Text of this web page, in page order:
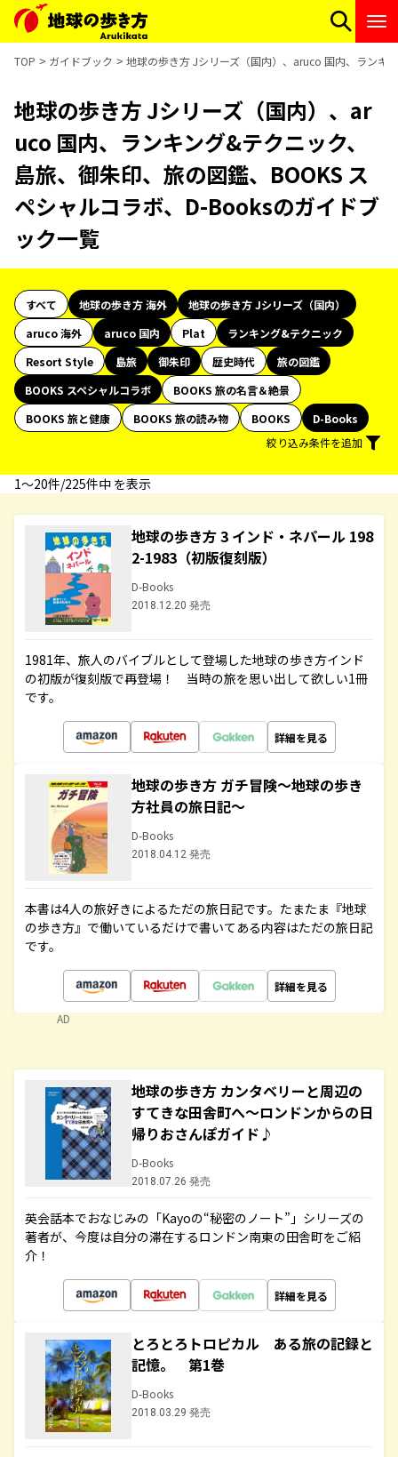
TOP ガイドブック 地球の歩き方 Jシリーズ（国内）、aruco 国内、ランキ
地球の歩き方 Jシリーズ（国内）、ar
uco 国内、ランキング&テクニック、
島旅、御朱印、旅の図鑑、BOOKS ス
ペシャルコラボ、D-Booksのガイドブ
ック一覧
すべて 地球の歩き方 海外
地球の歩き方 Jシリーズ（国内）
aruco 海外
aruco 国内 Plat
ランキング&テクニック
Resort Style
島旅 御朱印 歴史時代
旅の図鑑
BOOKS スペシャルコラボ
BOOKS 旅の名言＆絶景
BOOKS 旅と健康
BOOKS 旅の読み物 BOOKS
D-Books
絞り込み条件を追加
1〜20件/225件中 を表示
地球の歩き方 3 インド・ネパール 198
2-1983（初版復刻版）
D-Books
2018.12.20 発売
1981年、旅人のバイブルとして登場した地球の歩き方インド
の初版が復刻版で再登場！ 当時の旅を思い出して欲しい1冊
です。
詳細を見る
地球の歩き方 ガチ冒険～地球の歩き
方社員の旅日記～
D-Books
2018.04.12 発売
本書は4人の旅好きによるただの旅日記です。たまたま『地球
の歩き方』で働いているだけで書いてある内容はただの旅日記
です。
詳細を見る
AD
地球の歩き方 カンタベリーと周辺の
すてきな田舎町へ～ロンドンからの日
帰りおさんぽガイド♪
D-Books
2018.07.26 発売
英会話本でおなじみの「Kayoの“秘密のノート”」シリーズの
著者が、今度は自分の滞在するロンドン南東の田舎町をご紹
介！
詳細を見る
とろとろトロピカル ある旅の記録と
記憶。 第1巻
D-Books
2018.03.29 発売